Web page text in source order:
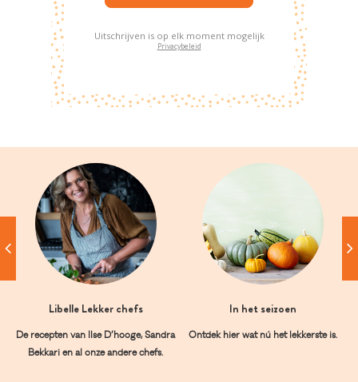
Uitschrijven is op elk moment mogelijk
Privacybeleid
Libelle Lekker chefs
De recepten van Ilse D’hooge, Sandra
Bekkari en al onze andere chefs.
In het seizoen
Ontdek hier wat nú het lekkerste is.